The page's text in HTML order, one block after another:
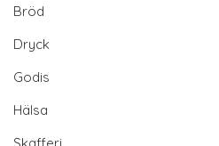
Bröd
Dryck
Godis
Hälsa